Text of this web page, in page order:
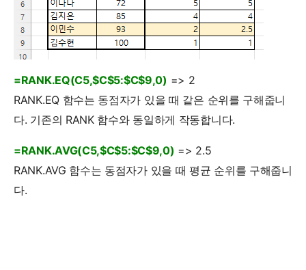
=RANK.EQ(C5,$C$5:$C$9,0) => 2
RANK.EQ 함수는 동점자가 있을 때 같은 순위를 구해줍니
다. 기존의 RANK 함수와 동일하게 작동합니다.
=RANK.AVG(C5,$C$5:$C$9,0) => 2.5
RANK.AVG 함수는 동점자가 있을 때 평균 순위를 구해줍니
다.